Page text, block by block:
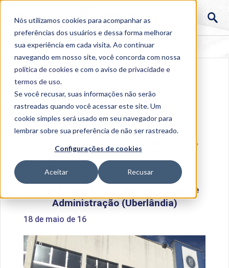
Nós utilizamos cookies para acompanhar as
preferências dos usuários e dessa forma melhorar
sua experiência em cada visita. Ao continuar
navegando em nosso site, você concorda com nossa
política de cookies e com o aviso deprivacidade e
termos de uso.
Se você recusar, suas informações não serão
rastreadas quando você acessar este site. Um
cookie simples será usado em seu navegador para
lembrar sobre sua preferência de não ser rastreado.
Configurações de cookies
Aceitar Recusar
Projeto
Doação de Sangue - Curso de Administração
(Uberlândia)
Projeto Doação de Sangue - Curso de
Administração (Uberlândia)
18 de maio de 16
1 / 6